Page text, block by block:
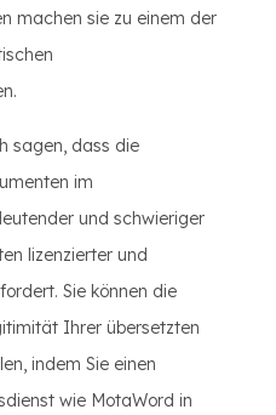
machen sie zu einem der
sagen, dass die
im
und schwieriger
lizenzierter und
Sie können die
Ihrer übersetzten
indem Sie einen
wie MotaWord in